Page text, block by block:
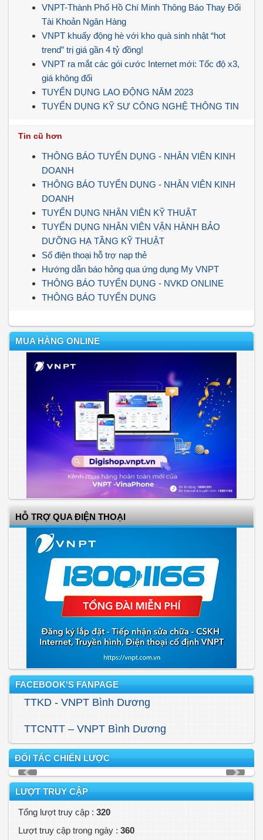
VNPT-Thành Phố Hồ Chí Minh Thông Báo Thay Đổi
Tài Khoản Ngân Hàng
VNPT khuấy động hè với kho quà sinh nhật “hot
trend” trị giá gần 4 tỷ đồng!
VNPT ra mắt các gói cước Internet mới: Tốc độ x3,
giá không đổi
TUYỂN DỤNG LAO ĐỘNG NĂM 2023
TUYỂN DỤNG KỸ SƯ CÔNG NGHỆ THÔNG TIN
Tin cũ hơn
THÔNG BÁO TUYỂN DỤNG - NHÂN VIÊN KINH
DOANH
THÔNG BÁO TUYỂN DỤNG - NHÂN VIÊN KINH
DOANH
TUYỂN DỤNG NHÂN VIÊN KỸ THUẬT
TUYỂN DỤNG NHÂN VIÊN VẬN HÀNH BẢO
DƯỠNG HẠ TẦNG KỸ THUẬT
Số điện thoại hỗ trợ nạp thẻ
Hướng dẫn báo hỏng qua ứng dụng My VNPT
THÔNG BÁO TUYỂN DỤNG - NVKD ONLINE
THÔNG BÁO TUYỂN DỤNG
MUA HÀNG ONLINE
HỖ TRỢ QUA ĐIỆN THOẠI
FACEBOOK'S FANPAGE
TTKD - VNPT Bình Dương
TTCNTT – VNPT Bình Dương
ĐỐI TÁC CHIẾN LƯỢC
LƯỢT TRUY CẬP
Tổng lượt truy cập : 320
Lượt truy cập trong ngày : 360